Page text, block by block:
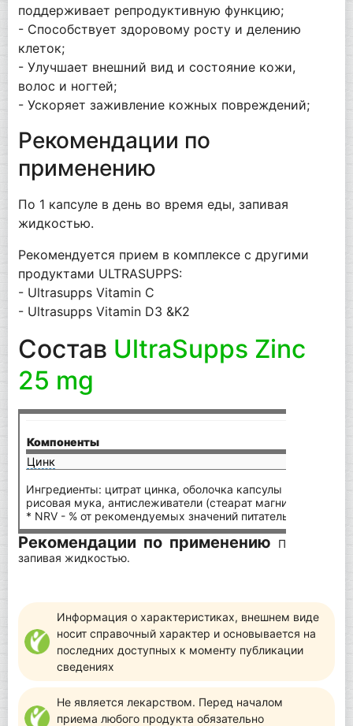
поддерживает репродуктивную функцию;
- Способствует здоровому росту и делению
клеток;
- Улучшает внешний вид и состояние кожи,
волос и ногтей;
- Ускоряет заживление кожных повреждений;
Рекомендации по
применению
По 1 капсуле в день во время еды, запивая
жидкостью.
Рекомендуется прием в комплексе с другими
продуктами ULTRASUPPS:
- Ultrasupps Vitamin C
- Ultrasupps Vitamin D3 &K2
Состав UltraSupps Zinc
25 mg
Компоненты
Цинк
Ингредиенты: цитрат цинка, оболочка капсулы
рисовая мука, антислеживатели (стеарат магния, диоксид
* NRV - % от рекомендуемых значений питательных
Рекомендации по применению
По 1
запивая жидкостью.
Информация о характеристиках, внешнем виде
носит справочный характер и основывается на
последних доступных к моменту публикации
сведениях
Не является лекарством. Перед началом
приема любого продукта обязательно